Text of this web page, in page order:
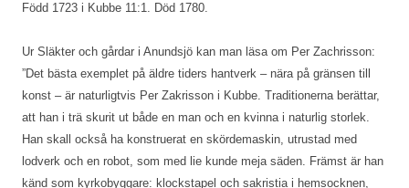
Född 1723 i Kubbe 11:1. Död 1780.
Ur Släkter och gårdar i Anundsjö kan man läsa om Per Zachrisson:
”Det bästa exemplet på äldre tiders hantverk – nära på gränsen till
konst – är naturligtvis Per Zakrisson i Kubbe. Traditionerna berättar,
att han i trä skurit ut både en man och en kvinna i naturlig storlek.
Han skall också ha konstruerat en skördemaskin, utrustad med
lodverk och en robot, som med lie kunde meja säden. Främst är han
känd som kyrkobyggare: klockstapel och sakristia i hemsocknen,